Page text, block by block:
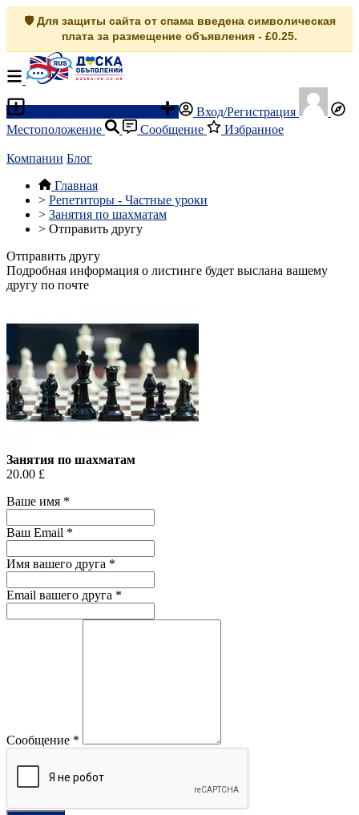
🛡️ Для защиты сайта от спама введена символическая
плата за размещение объявления - £0.25.
Вход/Регистрация
Местоположение
Сообщение Избранное
Компании Блог
Главная
> Репетиторы - Частные уроки
> Занятия по шахматам
> Отправить другу
Отправить другу
Подробная информация о листинге будет выслана вашему
другу по почте
Занятия по шахматам
20.00 £
Ваше имя *
Ваш Email *
Имя вашего друга *
Email вашего друга *
Сообщение *